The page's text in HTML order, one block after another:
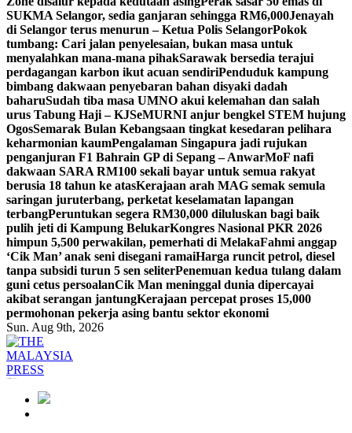
SUKMA Selangor, sedia ganjaran sehingga RM6,000Jenayah
di Selangor terus menurun – Ketua Polis SelangorPokok
tumbang: Cari jalan penyelesaian, bukan masa untuk
menyalahkan mana-mana pihakSarawak bersedia terajui
perdagangan karbon ikut acuan sendiriPenduduk kampung
bimbang dakwaan penyebaran bahan disyaki dadah
baharuSudah tiba masa UMNO akui kelemahan dan salah
urus Tabung Haji – KJSeMURNI anjur bengkel STEM hujung
OgosSemarak Bulan Kebangsaan tingkat kesedaran pelihara
keharmonian kaumPengalaman Singapura jadi rujukan
penganjuran F1 Bahrain GP di Sepang – AnwarMoF nafi
dakwaan SARA RM100 sekali bayar untuk semua rakyat
berusia 18 tahun ke atasKerajaan arah MAG semak semula
saringan juruterbang, perketat keselamatan lapangan
terbangPeruntukan segera RM30,000 diluluskan bagi baik
pulih jeti di Kampung BelukarKongres Nasional PKR 2026
himpun 5,500 perwakilan, pemerhati di MelakaFahmi anggap
‘Cik Man’ anak seni disegani ramaiHarga runcit petrol, diesel
tanpa subsidi turun 5 sen seliterPenemuan kedua tulang dalam
guni cetus persoalanCik Man meninggal dunia dipercayai
akibat serangan jantungKerajaan percepat proses 15,000
permohonan pekerja asing bantu sektor ekonomi
Sun. Aug 9th, 2026